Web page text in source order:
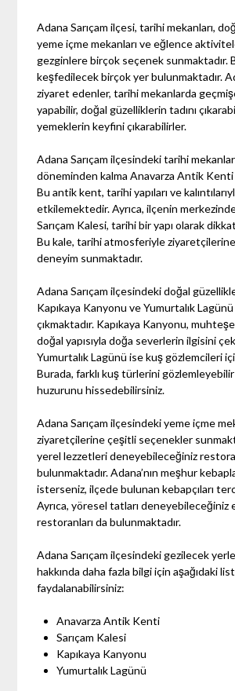
Adana Sarıçam ilçesi, tarihi mekanları,
yeme içme mekanları ve eğlence
gezginlere birçok seçenek sunmaktadır.
keşfedilecek birçok yer bulunmaktadır.
ziyaret edenler, tarihi mekanlarda
yapabilir, doğal güzelliklerin tadını
yemeklerin keyfini çıkarabilirler.
Adana Sarıçam ilçesindeki tarihi mekanlar
döneminden kalma Anavarza Antik Kenti
Bu antik kent, tarihi yapıları ve
etkilemektedir. Ayrıca, ilçenin
Sarıçam Kalesi, tarihi bir yapı olarak
Bu kale, tarihi atmosferiyle
deneyim sunmaktadır.
Adana Sarıçam ilçesindeki doğal
Kapıkaya Kanyonu ve Yumurtalık
çıkmaktadır. Kapıkaya Kanyonu,
doğal yapısıyla doğa severlerin ilgisini
Yumurtalık Lagünü ise kuş gözlemcileri
Burada, farklı kuş türlerini gözlemleyebilir
huzurunu hissedebilirsiniz.
Adana Sarıçam ilçesindeki yeme içme
ziyaretçilerine çeşitli seçenekler
yerel lezzetleri deneyebileceğiniz
bulunmaktadır. Adana’nın meşhur
isterseniz, ilçede bulunan kebapçıları
Ayrıca, yöresel tatları deneyebileceğiniz
restoranları da bulunmaktadır.
Adana Sarıçam ilçesindeki gezilecek
hakkında daha fazla bilgi için aşağıdaki
faydalanabilirsiniz:
Anavarza Antik Kenti
Sarıçam Kalesi
Kapıkaya Kanyonu
Yumurtalık Lagünü